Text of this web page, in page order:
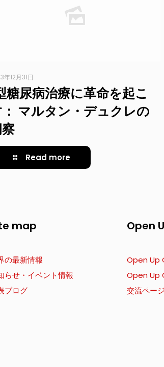
年12月31日
糖尿病治療に革命を起こ
マルタン・デュクレの
Read more
map
の最新情報
らせ・イベント情報
ブログ
Open
Open Up
Open Up
交流ページ